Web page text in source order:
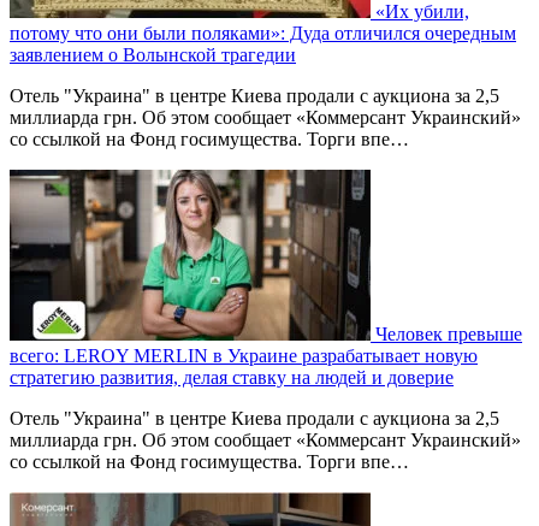
«Их убили,
потому что они были поляками»: Дуда отличился очередным
заявлением о Волынской трагедии
Отель "Украина" в центре Киева продали с аукциона за 2,5
миллиарда грн. Об этом сообщает «Коммерсант Украинский»
со ссылкой на Фонд госимущества. Торги впе…
Человек превыше
всего: LEROY MERLIN в Украине разрабатывает новую
стратегию развития, делая ставку на людей и доверие
Отель "Украина" в центре Киева продали с аукциона за 2,5
миллиарда грн. Об этом сообщает «Коммерсант Украинский»
со ссылкой на Фонд госимущества. Торги впе…